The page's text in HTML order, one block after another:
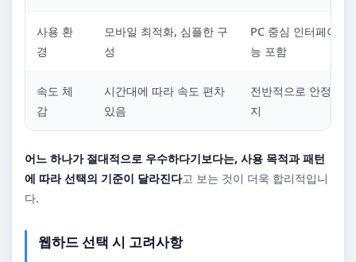
사용 환
경
모바일 최적화, 심플한 구
성
PC 중심 인터페이스,
능 포함
속도 체
감
시간대에 따라 속도 편차
있음
전반적으로 안정적
지
어느 하나가 절대적으로 우수하다기보다는, 사용 목적과 패턴
에 따라 선택의 기준이 달라진다고 보는 것이 더욱 합리적입니
다.
웹하드 선택 시 고려사항